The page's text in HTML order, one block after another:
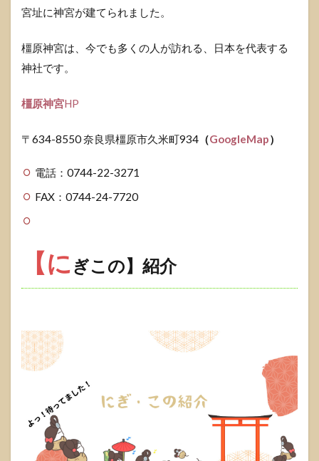
宮址に神宮が建てられました。
橿原神宮は、今でも多くの人が訪れる、日本を代表する
神社です。
橿原神宮HP
〒634-8550 奈良県橿原市久米町934 （GoogleMap）
電話：0744-22-3271
FAX：0744-24-7720
【にぎこの】紹介